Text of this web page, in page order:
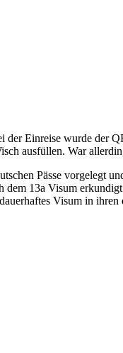
Einreise wurde der
ausfüllen. War
Pässe vorgelegt
13a Visum
Visum in ihren